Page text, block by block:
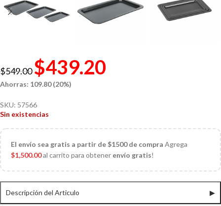
$549.00 $439.20
Ahorras: 109.80 (20%)
SKU: 57566
Sin existencias
El envío sea gratis a partir de $1500 de compra Agrega
$1,500.00al carrito para obtener envío gratis!
Descripción del Articulo ▶